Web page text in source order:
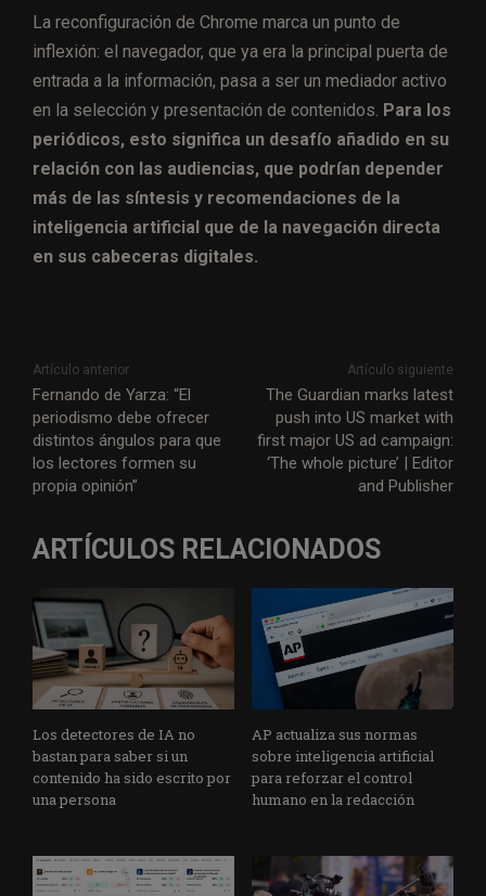
La reconfiguración de Chrome marca un punto de
inflexión: el navegador, que ya era la principal puerta de
entrada a la información, pasa a ser un mediador activo
en la selección y presentación de contenidos. Para los
periódicos, esto significa un desafío añadido en su
relación con las audiencias, que podrían depender
más de las síntesis y recomendaciones de la
inteligencia artificial que de la navegación directa
en sus cabeceras digitales.
Artículo anterior
Fernando de Yarza: “El
periodismo debe ofrecer
distintos ángulos para que
los lectores formen su
propia opinión”
Artículo siguiente
The Guardian marks latest
push into US market with
first major US ad campaign:
‘The whole picture’ | Editor
and Publisher
ARTÍCULOS RELACIONADOS
Los detectores de IA no
bastan para saber si un
contenido ha sido escrito por
una persona
AP actualiza sus normas
sobre inteligencia artificial
para reforzar el control
humano en la redacción